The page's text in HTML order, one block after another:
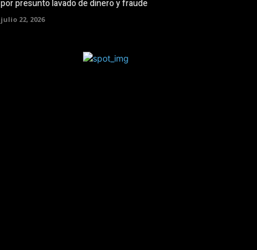
por presunto lavado de dinero y fraude
julio 22, 2026